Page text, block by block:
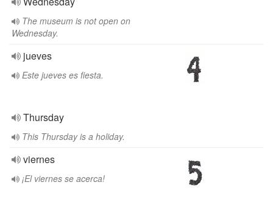
The museum is not open on
Wednesday.
jueves
Este jueves es fiesta.
Thursday
This Thursday is a holiday.
viernes
¡El viernes se acerca!